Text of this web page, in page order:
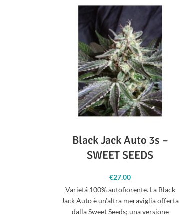
Black Jack Auto 3s –
SWEET SEEDS
€27.00
Varietá 100% autofiorente. La Black
Jack Auto è un’altra meraviglia offerta
dalla Sweet Seeds; una versione